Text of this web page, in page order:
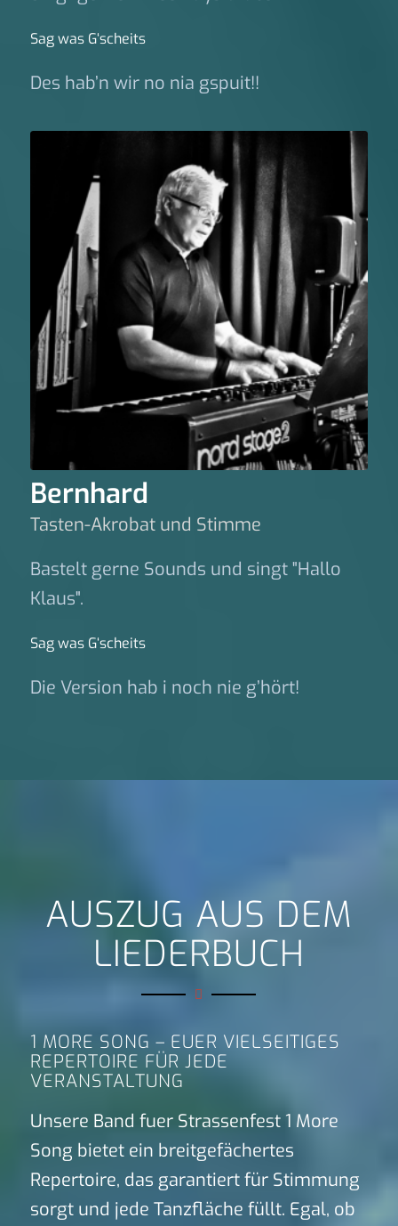
Sag was G‘scheits
Des hab’n wir no nia gspuit!!
Bernhard
Tasten-Akrobat und Stimme
Bastelt gerne Sounds und singt "Hallo
Klaus".
Sag was G‘scheits
Die Version hab i noch nie g’hört!
AUSZUG AUS DEM
LIEDERBUCH
1 MORE SONG – EUER VIELSEITIGES
REPERTOIRE FÜR JEDE
VERANSTALTUNG
Unsere Band fuer Strassenfest 1 More
Song bietet ein breitgefächertes
Repertoire, das garantiert für Stimmung
sorgt und jede Tanzfläche füllt. Egal, ob